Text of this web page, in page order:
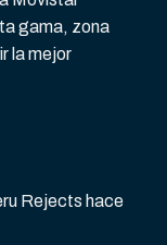
gama, zona
la mejor
Rejects hace